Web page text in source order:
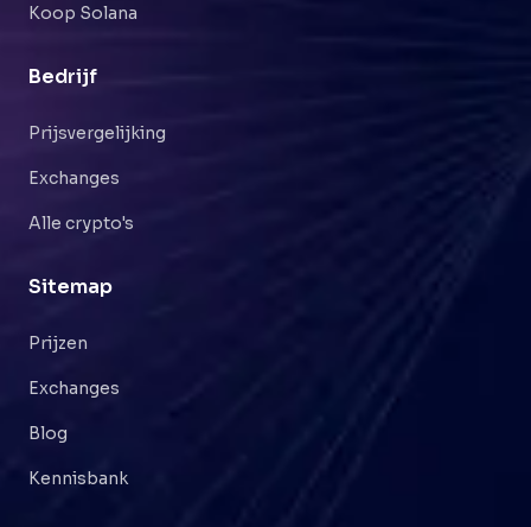
Koop Solana
Bedrijf
Prijsvergelijking
Exchanges
Alle crypto's
Sitemap
Prijzen
Exchanges
Blog
Kennisbank